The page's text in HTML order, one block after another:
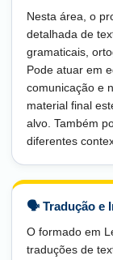
Nesta área, o
detalhada de
gramaticais,
Pode atuar em
comunicação e
material final
alvo. Também
diferentes
🗣️ Tradução e
O formado em
traduções de